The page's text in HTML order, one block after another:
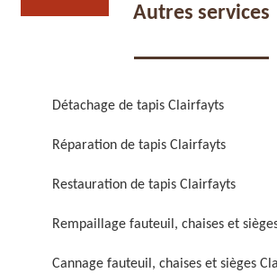
chaise et siège 59
Autres services
Détachage de tapis Clairfayts
Réparation de tapis Clairfayts
Restauration de tapis Clairfayts
Rempaillage fauteuil, chaises et
Cannage fauteuil, chaises et sièges